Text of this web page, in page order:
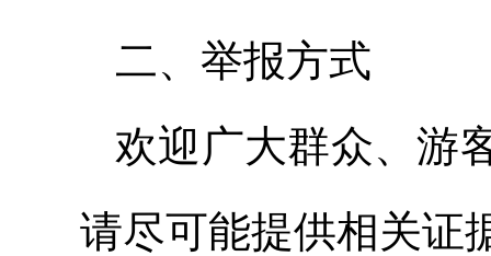
二、举报方式
欢迎广大群众、游
请尽可能提供相关证